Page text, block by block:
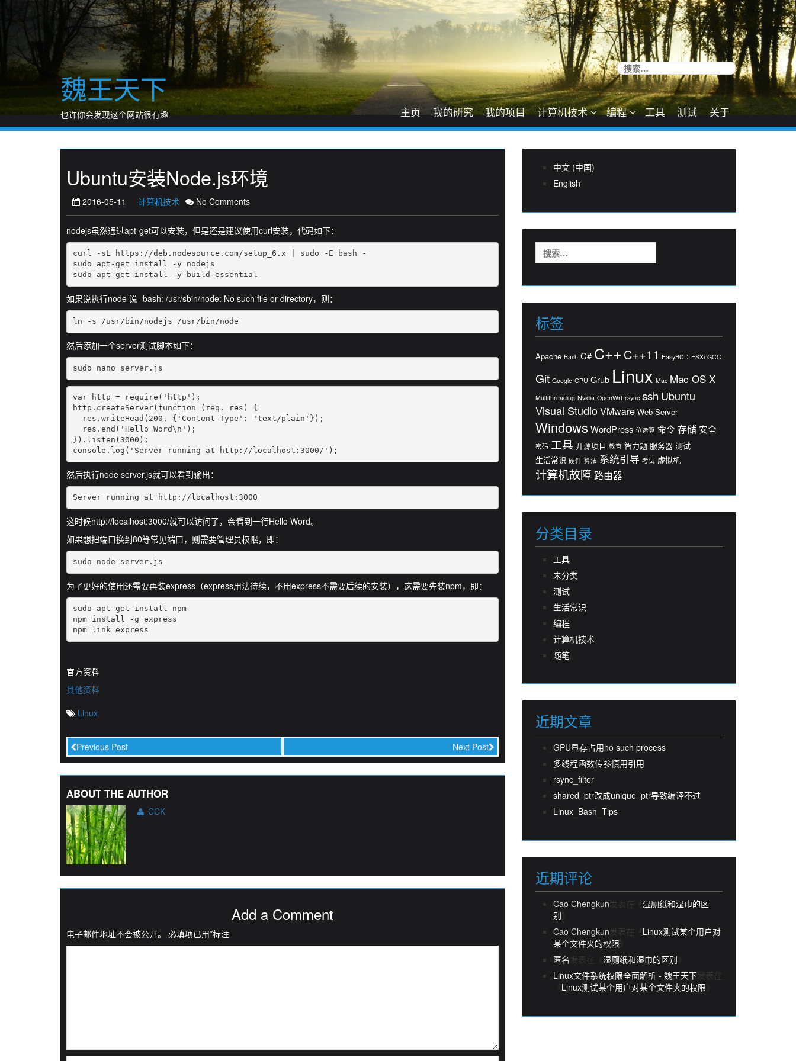
魏王天下
也许你会发现这个网站很有趣
搜
索：
主页 我的研究 我的项目 计算机技术 编程 工具 测试 关于
Ubuntu安装Node.js环境
2016-05-11 计算机技术 No Comments
nodejs虽然通过apt-get可以安装，但是还是建议使用curl安装，代码如下：
curl -sL https://deb.nodesource.com/setup_6.x | sudo -E bash -
sudo apt-get install -y nodejs
sudo apt-get install -y build-essential
如果说执行node 说 -bash: /usr/sbin/node: No such file or directory，则：
ln -s /usr/bin/nodejs /usr/bin/node
然后添加一个server测试脚本如下：
sudo nano server.js
var http = require('http');
http.createServer(function (req, res) {
  res.writeHead(200, {'Content-Type': 'text/plain'});
  res.end('Hello Word\n');
}).listen(3000);
console.log('Server running at http://localhost:3000/');
然后执行node server.js就可以看到输出：
Server running at http://localhost:3000
这时候http://localhost:3000/就可以访问了，会看到一行Hello Word。
如果想把端口换到80等常见端口，则需要管理员权限，即：
sudo node server.js
为了更好的使用还需要再装express（express用法待续，不用express不需要后续的安装），这需要先装npm，即：
sudo apt-get install npm
npm install -g express
npm link express
官方资料
其他资料
Linux
Previous Post Next Post
ABOUT THE AUTHOR
CCK
Add a Comment
电子邮件地址不会被公开。 必填项已用*标注
中文 (中国)
English
索：
标签
Apache Bash C# C++ C++11 EasyBCD ESXi GCC
Git Google GPU Grub Linux Mac Mac OS X
Multithreading Nvidia OpenWrt rsync ssh Ubuntu
Visual StudioVMware Web Server
Windows WordPress 位运算 命令 存储 安全
密码 工具 开源项目 教育 智力题 服务器 测试
生活常识 硬件 算法 系统引导 考试 虚拟机
计算机故障 路由器
分类目录
工具
未分类
测试
生活常识
编程
计算机技术
随笔
近期文章
GPU显存占用no such process
多线程函数传参慎用引用
rsync_filter
shared_ptr改成unique_ptr导致编译不过
Linux_Bash_Tips
近期评论
Cao Chengkun发表在《 湿厕纸和湿巾的区
别
Cao Chengkun发表在《 Linux测试某个用户对
某个文件夹的权限
匿名 发表在《 湿厕纸和湿巾的区别
Linux文件系统权限全面解析 - 魏王天下发表在
Linux测试某个用户对某个文件夹的权限